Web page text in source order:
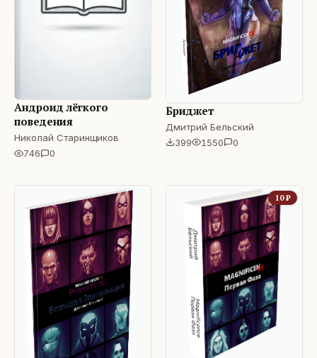
Андроид лёгкого
поведения
Николай Старинщиков
746
0
Бриджет
Дмитрий Бельский
399
1550 0
10₽